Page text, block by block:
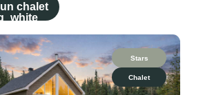
chalet
Stars
Chalet